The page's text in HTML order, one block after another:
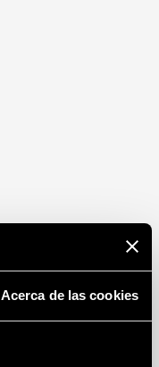
Acerca de las cookies